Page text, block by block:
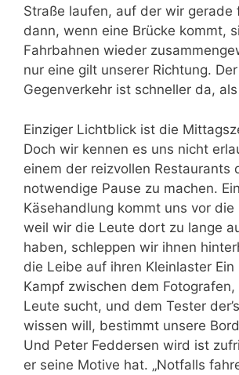
Straße laufen, auf der wir gerade
dann, wenn eine Brücke kommt,
Fahrbahnen wieder
nur eine gilt unserer Richtung. Der
Gegenverkehr ist schneller da,
Einziger Lichtblick ist die
Doch wir kennen es uns nicht
einem der reizvollen Restaurants
notwendige Pause zu machen.
Käsehandlung kommt uns vor die
weil wir die Leute dort zu lange
haben, schleppen wir ihnen
die Leibe auf ihren Kleinlaster
Kampf zwischen dem
Leute sucht, und dem Tester
wissen will, bestimmt unsere
Und Peter Feddersen wird ist
er seine Motive hat. „Notfalls